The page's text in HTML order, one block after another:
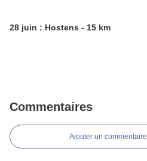
28 juin : Hostens - 15 km
Commentaires
Ajouter un commentaire